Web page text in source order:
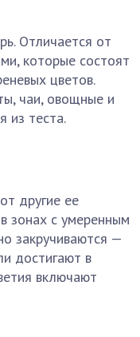
Отличается от
которые состоят
цветов.
чаи, овощные и
из теста.
другие ее
зонах с умеренным
закручиваются —
достигают в
включают